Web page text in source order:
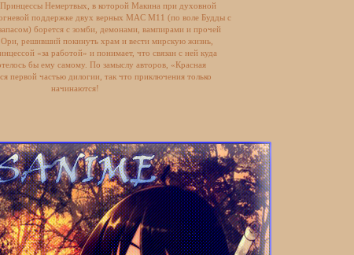
Немертвых, в которой Макина при духовной
поддержке двух верных MAC M11 (по воле Будды с
борется с зомби, демонами, вампирами и прочей
решивший покинуть храм и вести мирскую жизнь,
«за работой» и понимает, что связан с ней куда
бы ему самому. По замыслу авторов, «Красная
первой частью дилогии, так что приключения только
начинаются!